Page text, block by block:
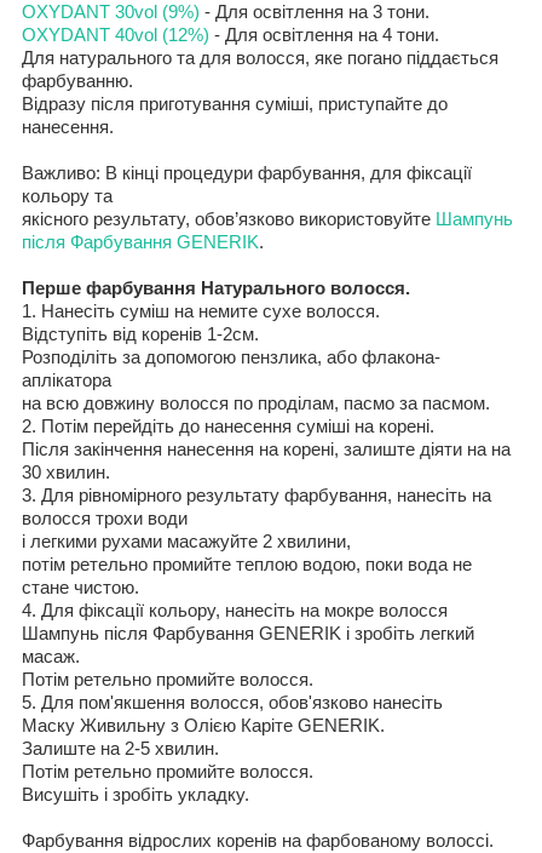
OXYDANT 30vol (9%) - Для освітлення на 3 тони.
OXYDANT 40vol (12%) - Для освітлення на 4 тони.
Для натурального та для волосся, яке погано піддається
фарбуванню.
Відразу після приготування суміші, приступайте до
нанесення.
Важливо: В кінці процедури фарбування, для фіксації
кольору та
якісного результату, обов’язково використовуйте Шампунь
після Фарбування GENERIK.
Перше фарбування Натурального волосся.
1. Нанесіть суміш на немите сухе волосся.
Відступіть від коренів 1-2см.
Розподіліть за допомогою пензлика, або флакона-
аплікатора
на всю довжину волосся по проділам, пасмо за пасмом.
2. Потім перейдіть до нанесення суміші на корені.
Після закінчення нанесення на корені, залиште діяти на на
30 хвилин.
3. Для рівномірного результату фарбування, нанесіть на
волосся трохи води
і легкими рухами масажуйте 2 хвилини,
потім ретельно промийте теплою водою, поки вода не
стане чистою.
4. Для фіксації кольору, нанесіть на мокре волосся
Шампунь після Фарбування GENERIK і зробіть легкий
масаж.
Потім ретельно промийте волосся.
5. Для пом'якшення волосся, обов'язково нанесіть
Маску Живильну з Олією Каріте GENERIK.
Залиште на 2-5 хвилин.
Потім ретельно промийте волосся.
Висушіть і зробіть укладку.
Фарбування відрослих коренів на фарбованому волоссі.